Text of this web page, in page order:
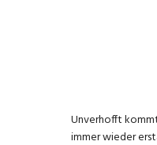
Unverhofft
immer wieder